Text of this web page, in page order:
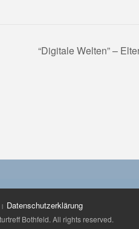
“Digitale Welten” –
Datenschutzerklärung
Bothfeld. All rights reserved.